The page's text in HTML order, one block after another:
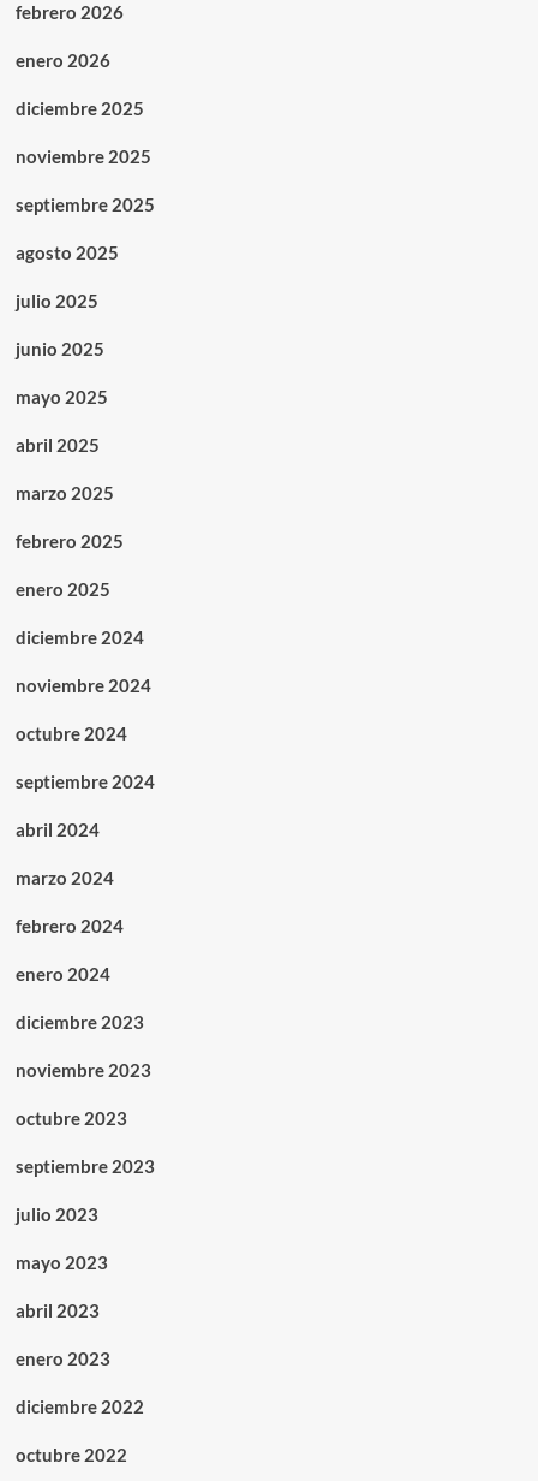
febrero 2026
enero 2026
diciembre 2025
noviembre 2025
septiembre 2025
agosto 2025
julio 2025
junio 2025
mayo 2025
abril 2025
marzo 2025
febrero 2025
enero 2025
diciembre 2024
noviembre 2024
octubre 2024
septiembre 2024
abril 2024
marzo 2024
febrero 2024
enero 2024
diciembre 2023
noviembre 2023
octubre 2023
septiembre 2023
julio 2023
mayo 2023
abril 2023
enero 2023
diciembre 2022
octubre 2022